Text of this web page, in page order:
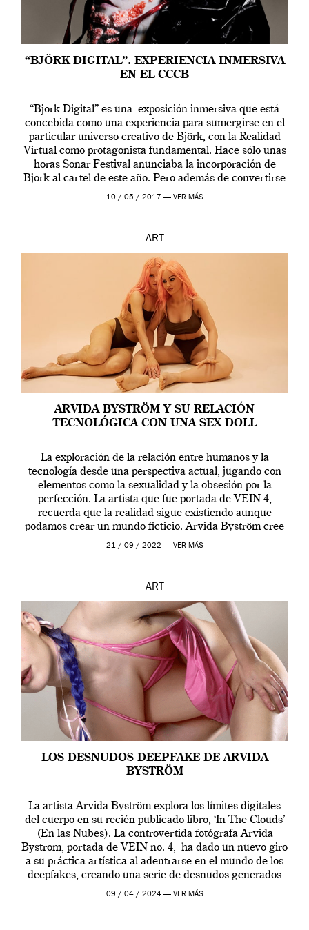
“BJÖRK DIGITAL”. EXPERIENCIA INMERSIVA
EN EL CCCB
“Bjork Digital” es una exposición inmersiva que está
concebida como una experiencia para sumergirse en el
particular universo creativo de Björk, con la Realidad
Virtual como protagonista fundamental. Hace sólo unas
horas Sonar Festival anunciaba la incorporación de
Björk al cartel de este año. Pero además de convertirse
en una de las actuaciones más relevantes […]
10 / 05 / 2017 — VER MÁS
ART
ARVIDA BYSTRÖM Y SU RELACIÓN
TECNOLÓGICA CON UNA SEX DOLL
La exploración de la relación entre humanos y la
tecnología desde una perspectiva actual, jugando con
elementos como la sexualidad y la obsesión por la
perfección. La artista que fue portada de VEIN 4,
recuerda que la realidad sigue existiendo aunque
podamos crear un mundo ficticio. Arvida Byström cree
que los humanos tienen un complejo […]
21 / 09 / 2022 — VER MÁS
ART
LOS DESNUDOS DEEPFAKE DE ARVIDA
BYSTRÖM
La artista Arvida Byström explora los límites digitales
del cuerpo en su recién publicado libro, ‘In The Clouds’
(En las Nubes). La controvertida fotógrafa Arvida
Byström, portada de VEIN no. 4, ha dado un nuevo giro
a su práctica artística al adentrarse en el mundo de los
deepfakes, creando una serie de desnudos generados
por […]
09 / 04 / 2024 — VER MÁS